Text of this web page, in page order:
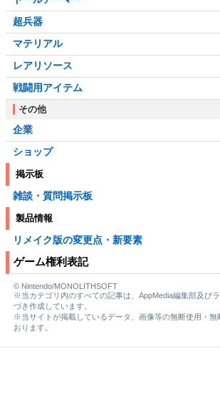
超兵器
マテリアル
レアリソース
戦闘用アイテム
その他
企業
ショップ
掲示板
雑談・質問掲示板
製品情報
リメイク版の変更点・新要素
ゲーム権利表記
© Nintendo/MONOLITHSOFT
※当カテゴリ内のすべての記事は、AppMedia編集部及び
づき作成しています。
※当サイトが掲載しているデータ、画像等の無断使用・無
おります。